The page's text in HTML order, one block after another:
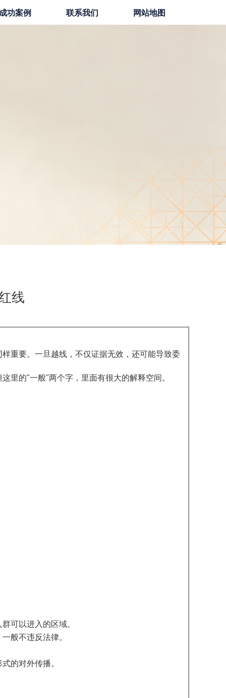
功案例 联系我们 网站地图
线
重要。一旦越线，不仅证据无效，还可能导致委
里的"一般"两个字，里面有很大的解释空间。
可以进入的区域。
般不违反法律。
的对外传播。